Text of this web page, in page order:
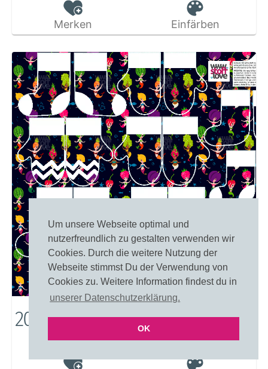
Um unsere Webseite optimal und
nutzerfreundlich zu gestalten verwenden wir
Cookies. Durch die weitere Nutzung der
Webseite stimmst Du der Verwendung von
Cookies zu. Weitere Information findest du in
unserer Datenschutzerklärung.
OK
Merken Einfärben
20698: Frucht-Meerjungfrauen